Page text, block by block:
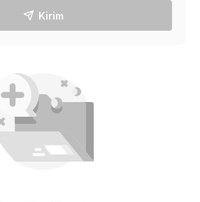
Kirim